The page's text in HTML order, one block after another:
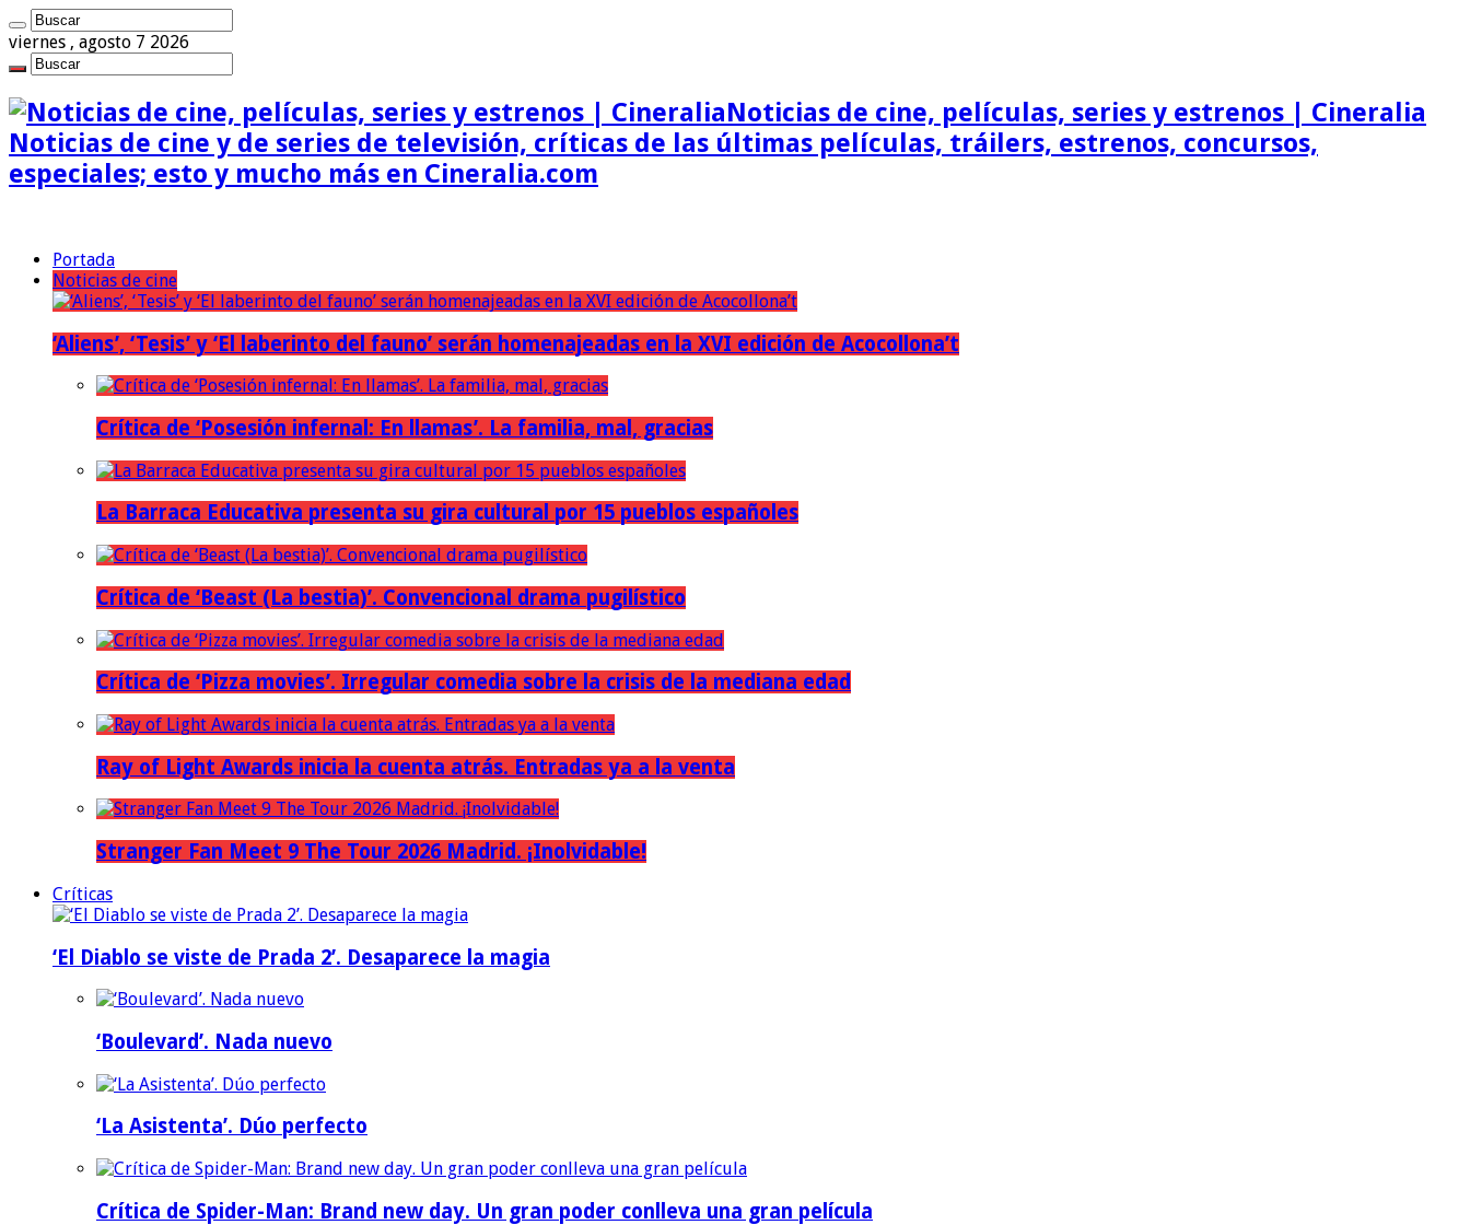
viernes , agosto 7 2026
Noticias de cine, películas, series y estrenos | Cineralia
Noticias de cine y de series de televisión, críticas de las últimas películas, tráilers, estrenos, concursos,
especiales; esto y mucho más en Cineralia.com
Portada
Noticias de cine
‘Aliens’, ‘Tesis’ y ‘El laberinto del fauno’ serán homenajeadas en la XVI edición de Acocollona’t
Crítica de ‘Posesión infernal: En llamas’. La familia, mal, gracias
La Barraca Educativa presenta su gira cultural por 15 pueblos españoles
Crítica de ‘Beast (La bestia)’. Convencional drama pugilístico
Crítica de ‘Pizza movies’. Irregular comedia sobre la crisis de la mediana edad
Ray of Light Awards inicia la cuenta atrás. Entradas ya a la venta
Stranger Fan Meet 9 The Tour 2026 Madrid. ¡Inolvidable!
Críticas
‘El Diablo se viste de Prada 2’. Desaparece la magia
‘Boulevard’. Nada nuevo
‘La Asistenta’. Dúo perfecto
Crítica de Spider-Man: Brand new day. Un gran poder conlleva una gran película